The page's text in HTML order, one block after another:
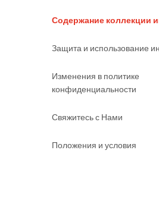
Содержание коллекции
Защита и использование
Изменения в политике
конфиденциальности
Свяжитесь с Нами
Положения и условия